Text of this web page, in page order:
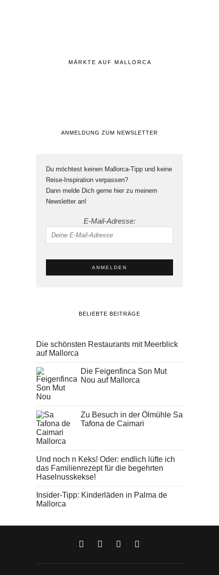
MÄRKTE AUF MALLORCA
ANMELDUNG ZUM NEWSLETTER
Du möchtest keinen Mallorca-Tipp und keine
Reise-Inspiration verpassen?
Dann melde Dich gerne hier zu meinem
Newsletter an!
E-Mail-Adresse:
BELIEBTE BEITRÄGE
Die schönsten Restaurants mit Meerblick
auf Mallorca
Die Feigenfinca Son Mut
Nou auf Mallorca
Zu Besuch in der Ölmühle Sa
Tafona de Caimari
Und noch n Keks! Oder: endlich lüfte ich
das Familienrezept für die begehrten
Haselnusskekse!
Insider-Tipp: Kinderläden in Palma de
Mallorca